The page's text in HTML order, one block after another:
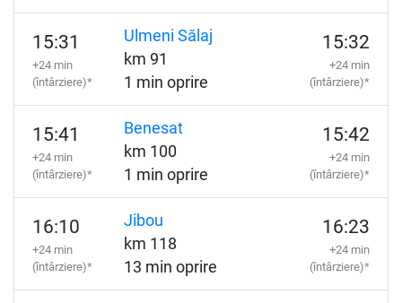
15:31
+24 min
(întârziere)*
Ulmeni Sălaj
km 91
1 min oprire
15:32
+24 min
(întârziere)*
15:41
+24 min
(întârziere)*
Benesat
km 100
1 min oprire
15:42
+24 min
(întârziere)*
16:10
+24 min
(întârziere)*
Jibou
km 118
13 min oprire
16:23
+24 min
(întârziere)*